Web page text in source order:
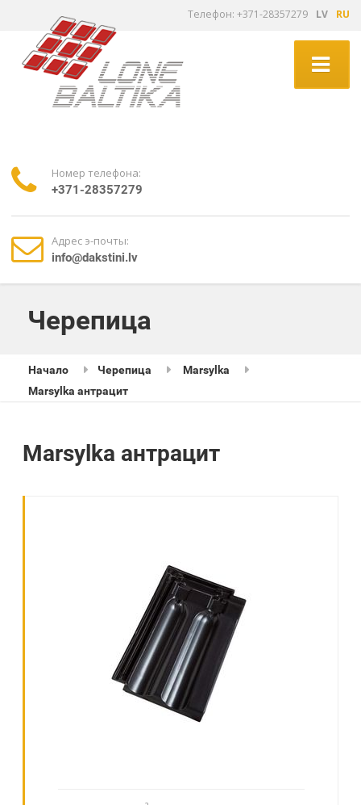
Tелефон: +371-28357279 LV RU
Номер телефона:
+371-28357279
Адрес э-почты:
info@dakstini.lv
Черепица
Начало Черепица
Marsylka
Marsylka антрацит
Marsylka антрацит